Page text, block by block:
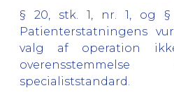
§ 20, stk. 1, nr. 1, og
Patienterstatningens
valg af operation
specialiststandard.